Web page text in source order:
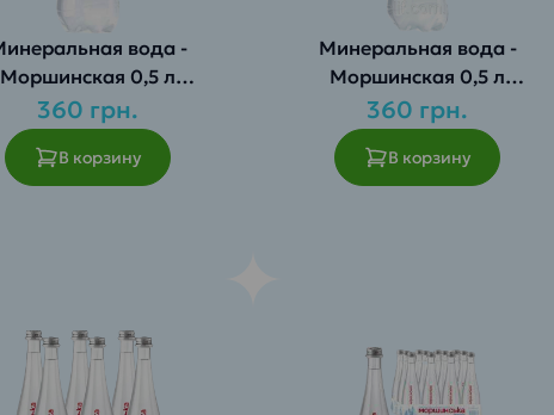
вода -
Моршинская 0,5 л
1 уп. (12
шт.)
360 грн.
В корзину
Минеральная вода -
Моршинская 0,5 л
негазированная 1 уп. (12 шт.)
360 грн.
В корзину